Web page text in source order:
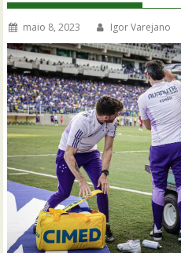
maio 8, 2023 Igor Varejano